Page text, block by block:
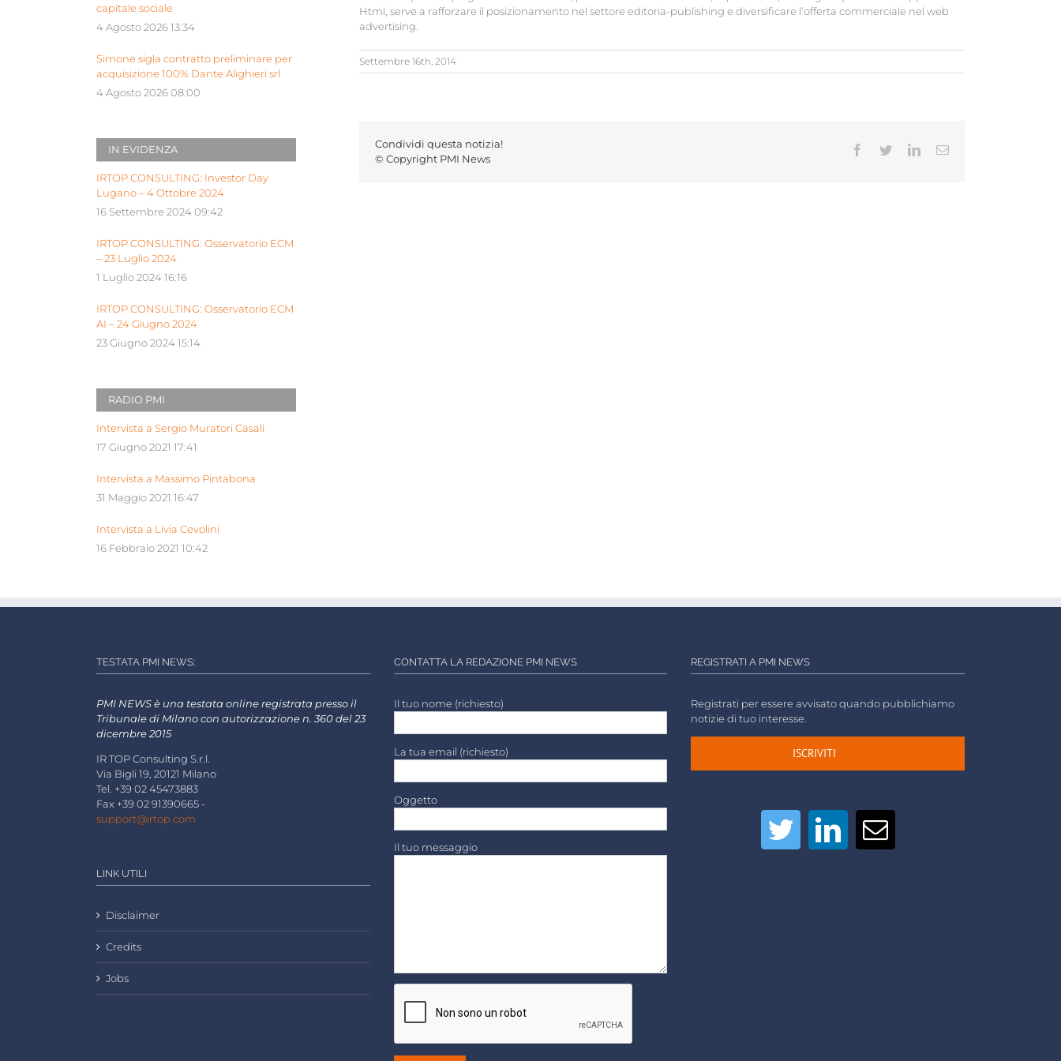
Html, serve a rafforzare il posizionamento nel settore editoria-publishing e diversificare l’offerta commerciale nel web
advertising.
Settembre 16th, 2014
Condividi questa notizia!
© Copyright PMI News
Facebook
TwitterLinkedInEmail
capitale sociale
4 Agosto 2026 13:34
Simone sigla contratto preliminare per
acquisizione 100% Dante Alighieri srl
4 Agosto 2026 08:00
IN EVIDENZA
IRTOP CONSULTING: Investor Day
Lugano – 4 Ottobre 2024
16 Settembre 2024 09:42
IRTOP CONSULTING: Osservatorio ECM
– 23 Luglio 2024
1 Luglio 2024 16:16
IRTOP CONSULTING: Osservatorio ECM
AI – 24 Giugno 2024
23 Giugno 2024 15:14
RADIO PMI
Intervista a Sergio Muratori Casali
17 Giugno 2021 17:41
Intervista a Massimo Pintabona
31 Maggio 2021 16:47
Intervista a Livia Cevolini
16 Febbraio 2021 10:42
TESTATA PMI NEWS:
PMI NEWS è una testata online registrata presso il
Tribunale di Milano con autorizzazione n. 360 del 23
dicembre 2015
IR TOP Consulting S.r.l.
Via Bigli 19, 20121 Milano
Tel. +39 02 45473883
Fax +39 02 91390665 -
support@irtop.com
LINK UTILI
Disclaimer
Credits
Jobs
CONTATTA LA REDAZIONE PMI NEWS
Il tuo nome (richiesto)
La tua email (richiesto)
Oggetto
Il tuo messaggio
REGISTRATI A PMI NEWS
Registrati per essere avvisato quando pubblichiamo
notizie di tuo interesse.
ISCRIVITI